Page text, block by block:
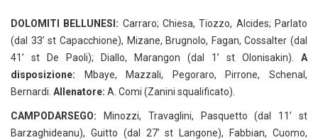
DOLOMITI BELLUNESI: Carraro; Chiesa, Tiozzo, Alcides; Parlato
(dal 33’ st Capacchione), Mizane, Brugnolo, Fagan, Cossalter (dal
41’ st De Paoli); Diallo, Marangon (dal 1’ st Olonisakin). A
disposizione: Mbaye, Mazzali, Pegoraro, Pirrone, Schenal,
Bernardi. Allenatore: A. Comi (Zanini squalificato).
CAMPODARSEGO: Minozzi, Travaglini, Pasquetto (dal 11’ st
Barzaghideanu), Guitto (dal 27’ st Langone), Fabbian, Cuomo,